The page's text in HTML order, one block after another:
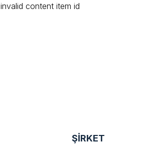
invalid content item id
ŞİRKET